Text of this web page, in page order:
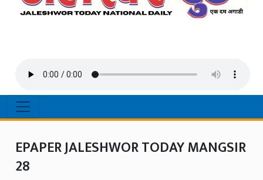
EPAPER JALESHWOR TODAY MANGSIR
28